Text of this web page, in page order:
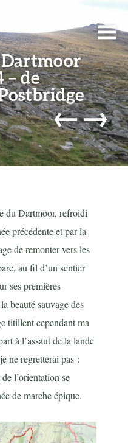
Dartmoor
– de
←→
du Dartmoor, refroidi
précédente et par la
de remonter vers les
au fil d’un sentier
ses premières
beauté sauvage des
titillent cependant ma
à l’assaut de la lande
ne regretterai pas :
l’orientation se
de marche épique.